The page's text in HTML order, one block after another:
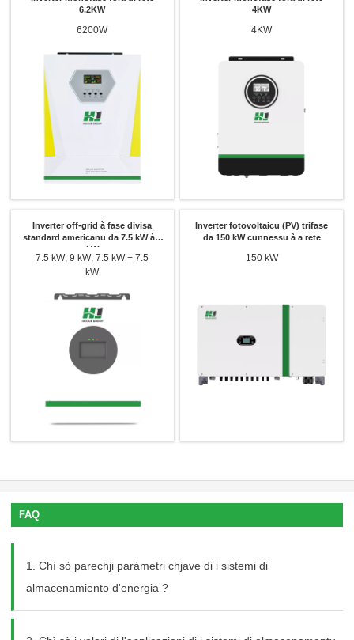
6.2KW
6200W
4KW
4KW
Inverter off-grid à fase divisa
standard americanu da 7.5 kW à 9
kW
7.5 kW; 9 kW; 7.5 kW + 7.5
kW
Inverter fotovoltaicu (PV) trifase
da 150 kW cunnessu à a rete
150 kW
FAQ
1. Chì sò parechji paràmetri chjave di i sistemi di
almacenamiento d'energia ?